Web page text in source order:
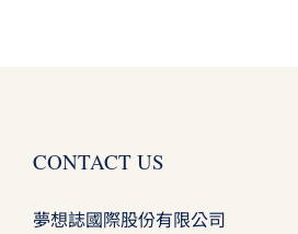
CONTACT US
夢想誌國際股份有限公司